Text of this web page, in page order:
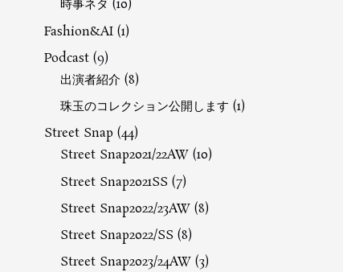
時事ネタ (10)
Fashion&AI (1)
Podcast (9)
出演者紹介 (8)
珠玉のコレクション公開します (1)
Street Snap (44)
Street Snap2021/22AW (10)
Street Snap2021SS (7)
Street Snap2022/23AW (8)
Street Snap2022/SS (8)
Street Snap2023/24AW (3)